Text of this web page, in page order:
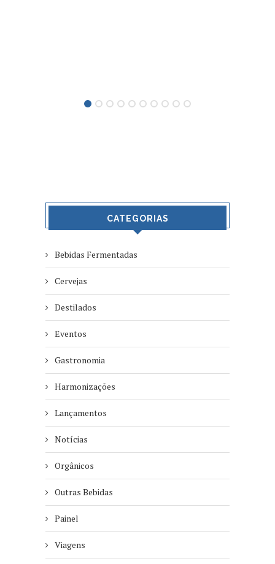
CATEGORIAS
Bebidas Fermentadas
Cervejas
Destilados
Eventos
Gastronomia
Harmonizações
Lançamentos
Notícias
Orgânicos
Outras Bebidas
Painel
Viagens